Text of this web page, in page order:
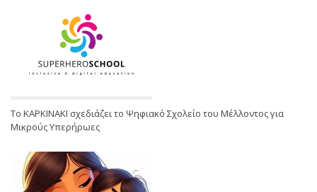
Το ΚΑΡΚΙΝΑΚΙ σχεδιάζει το Ψηφιακό Σχολείο του Μέλλοντος για
Μικρούς Υπερήρωες